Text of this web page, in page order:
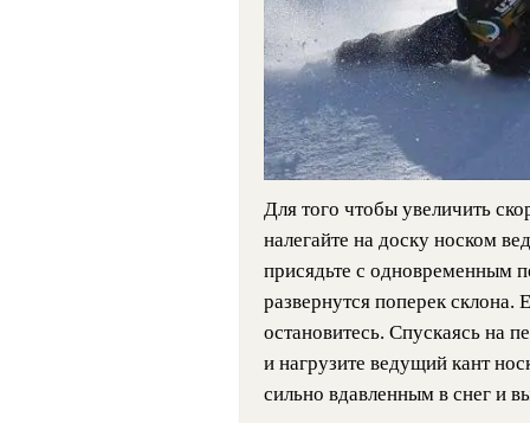
Для того чтобы увеличить
налегайте на доску носком
присядьте с одновременным
развернутся поперек склона.
остановитесь. Спускаясь на
и нагрузите ведущий кант
сильно вдавленным в снег и